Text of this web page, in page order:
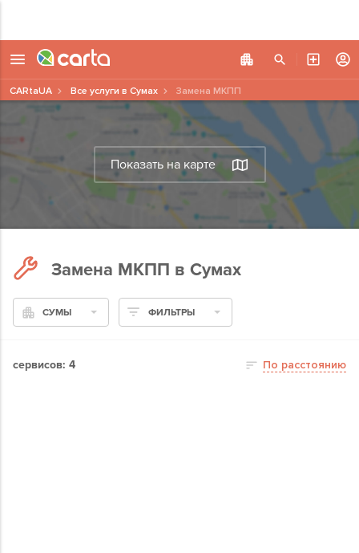
Показать на карте
CARtaUA Все услуги в Сумах Замена МКПП
Замена МКПП в Сумах
СУМЫ ФИЛЬТРЫ
сервисов: 4 По расстоянию